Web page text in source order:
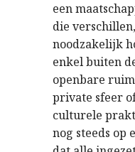
een
die
noodzakelijk
enkel buiten
openbare
private sfeer
culturele
nog steeds op